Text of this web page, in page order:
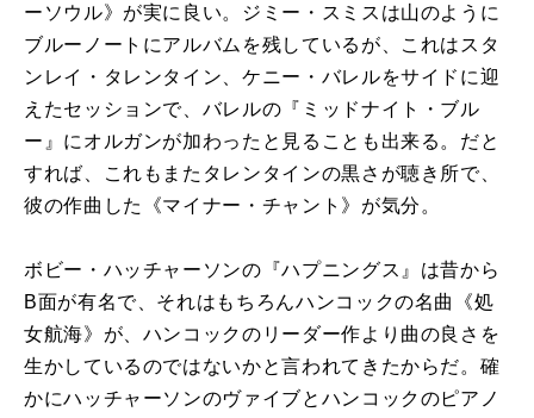
ーソウル》が実に良い。ジミー・スミスは山のように
ブルーノートにアルバムを残しているが、これはスタ
ンレイ・タレンタイン、ケニー・バレルをサイドに迎
えたセッションで、バレルの『ミッドナイト・ブル
ー』にオルガンが加わったと見ることも出来る。だと
すれば、これもまたタレンタインの黒さが聴き所で、
彼の作曲した《マイナー・チャント》が気分。
ボビー・ハッチャーソンの『ハプニングス』は昔から
B面が有名で、それはもちろんハンコックの名曲《処
女航海》が、ハンコックのリーダー作より曲の良さを
生かしているのではないかと言われてきたからだ。確
かにハッチャーソンのヴァイブとハンコックのピアノ